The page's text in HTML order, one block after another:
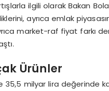
ilgili olarak Bakan
ayrıca emlak
market-raf fiyat farkı
Ürünler
milyar lira değerinde